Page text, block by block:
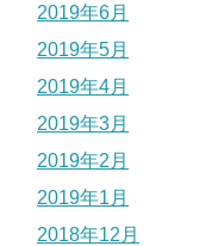
2019年6月
2019年5月
2019年4月
2019年3月
2019年2月
2019年1月
2018年12月